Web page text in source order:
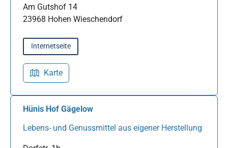
Am Gutshof 14
23968 Hohen Wieschendorf
Internetseite
Karte
Hünis Hof Gägelow
Lebens- und Genussmittel aus eigener Herstellung